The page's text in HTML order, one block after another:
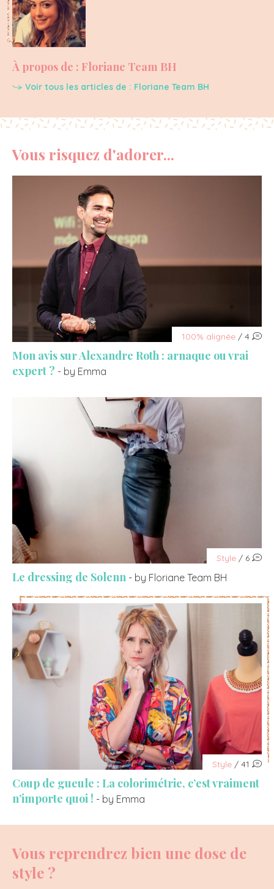
À propos de : Floriane Team BH
Voir tous les articles de : Floriane Team BH
Vous risquez d'adorer...
100% alignée / 4
Mon avis sur Alexandre Roth : arnaque ou vrai
expert ? - by Emma
Style / 6
Le dressing de Solenn - by Floriane Team BH
Style / 41
Coup de gueule : La colorimétrie, c’est vraiment
n’importe quoi ! - by Emma
Vous reprendrez bien une dose de
style ?